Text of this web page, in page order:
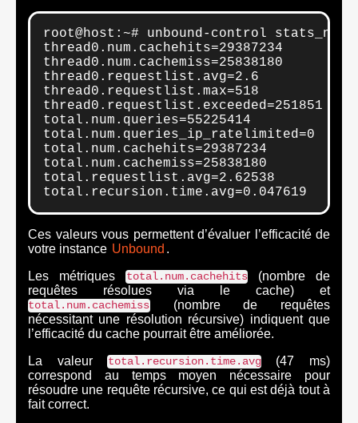
root@host:~# unbound-control
thread0.num.cachehits=29387234
thread0.num.cachemiss=25838180
thread0.requestlist.avg=2.6
thread0.requestlist.max=518
thread0.requestlist.exceeded=251851
total.num.queries=55225414
total.num.queries_ip_ratelimited=0
total.num.cachehits=29387234
total.num.cachemiss=25838180
total.requestlist.avg=2.62538
total.recursion.time.avg=0.047619
Ces valeurs vous permettent d’évaluer l’efficacité de
votre instance Unbound .
Les métriquestotal.num.cachehits(nombre de
requêtes résolues via le cache) et
total.num.cachemiss(nombre de requêtes
nécessitant une résolution récursive) indiquent que
l’efficacité du cache pourrait être améliorée.
La valeurtotal.recursion.time.avg(47 ms)
correspond au temps moyen nécessaire pour
résoudre une requête récursive, ce qui est déjà tout à
fait correct.